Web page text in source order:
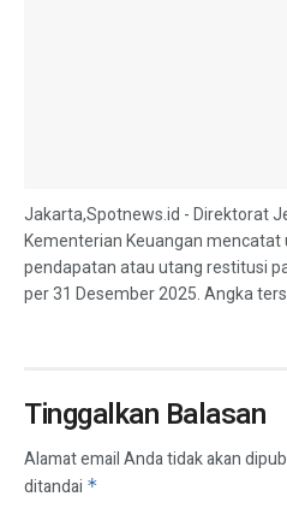
Jakarta,Spotnews.id - Direktorat
Kementerian Keuangan
pendapatan atau utang restitusi
per 31 Desember 2025. Angka
Tinggalkan Balasan
Alamat email Anda tidak akan
ditandai *